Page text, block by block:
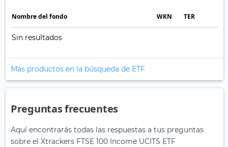
Nombre del fondo WKN TER
Sin resultados
Más productos en la búsqueda de ETF
Preguntas frecuentes
Aquí encontrarás todas las respuestas a tus preguntas
sobre el Xtrackers FTSE 100 Income UCITS ETF